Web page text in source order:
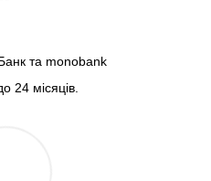
та monobank
24 місяців.